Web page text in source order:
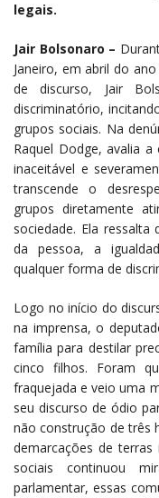
legais.
Jair Bolsonaro –
Janeiro, em abril do
de discurso, Jair
discriminatório,
grupos sociais. Na
Raquel Dodge, avalia
inaceitável e
transcende o
grupos diretamente
sociedade. Ela
da pessoa, a
qualquer forma de
Logo no início do
na imprensa, o
família para destilar
cinco filhos. Foram
fraquejada e veio uma
seu discurso de ódio
não construção de três
demarcações de terras
sociais continuou
parlamentar, essas